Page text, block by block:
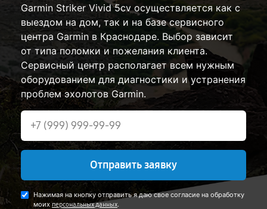
Garmin Striker Vivid 5cv осуществляется как с
выездом на дом, так и на базе сервисного
центра Garmin в Краснодаре. Выбор зависит
от типа поломки и пожелания клиента.
Сервисный центр располагает всем нужным
оборудованием для диагностики и устранения
проблем эхолотов Garmin.
Отправить заявку
Нажимая на кнопку отправить я даю свое согласие на обработку
моихперсональных данных.